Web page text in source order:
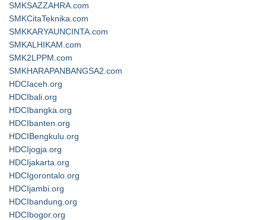
SMKSAZZAHRA.com
SMKCitaTeknika.com
SMKKARYAUNCINTA.com
SMKALHIKAM.com
SMK2LPPM.com
SMKHARAPANBANGSA2.com
HDCIaceh.org
HDCIbali.org
HDCIbangka.org
HDCIbanten.org
HDCIBengkulu.org
HDCIjogja.org
HDCIjakarta.org
HDCIgorontalo.org
HDCIjambi.org
HDCIbandung.org
HDCIbogor.org